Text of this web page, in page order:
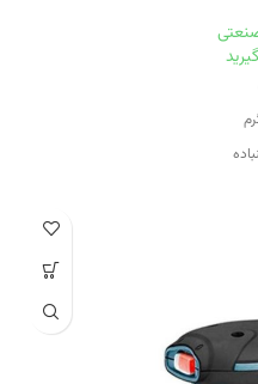
صنعتی